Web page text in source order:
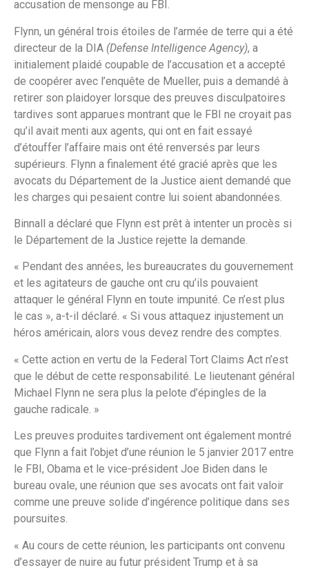
accusation de mensonge au FBI.
Flynn, un général trois étoiles de l’armée de terre qui a été
directeur de la DIA (Defense Intelligence Agency), a
initialement plaidé coupable de l’accusation et a accepté
de coopérer avec l’enquête de Mueller, puis a demandé à
retirer son plaidoyer lorsque des preuves disculpatoires
tardives sont apparues montrant que le FBI ne croyait pas
qu’il avait menti aux agents, qui ont en fait essayé
d’étouffer l’affaire mais ont été renversés par leurs
supérieurs. Flynn a finalement été gracié après que les
avocats du Département de la Justice aient demandé que
les charges qui pesaient contre lui soient abandonnées.
Binnall a déclaré que Flynn est prêt à intenter un procès si
le Département de la Justice rejette la demande.
« Pendant des années, les bureaucrates du gouvernement
et les agitateurs de gauche ont cru qu’ils pouvaient
attaquer le général Flynn en toute impunité. Ce n’est plus
le cas », a-t-il déclaré. « Si vous attaquez injustement un
héros américain, alors vous devez rendre des comptes.
« Cette action en vertu de la Federal Tort Claims Act n’est
que le début de cette responsabilité. Le lieutenant général
Michael Flynn ne sera plus la pelote d’épingles de la
gauche radicale. »
Les preuves produites tardivement ont également montré
que Flynn a fait l’objet d’une réunion le 5 janvier 2017 entre
le FBI, Obama et le vice-président Joe Biden dans le
bureau ovale, une réunion que ses avocats ont fait valoir
comme une preuve solide d’ingérence politique dans ses
poursuites.
« Au cours de cette réunion, les participants ont convenu
d’essayer de nuire au futur président Trump et à sa